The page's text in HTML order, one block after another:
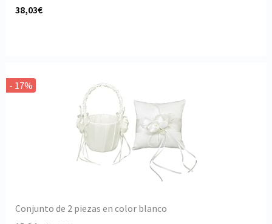
38,03€
- 17%
Conjunto de 2 piezas en color blanco